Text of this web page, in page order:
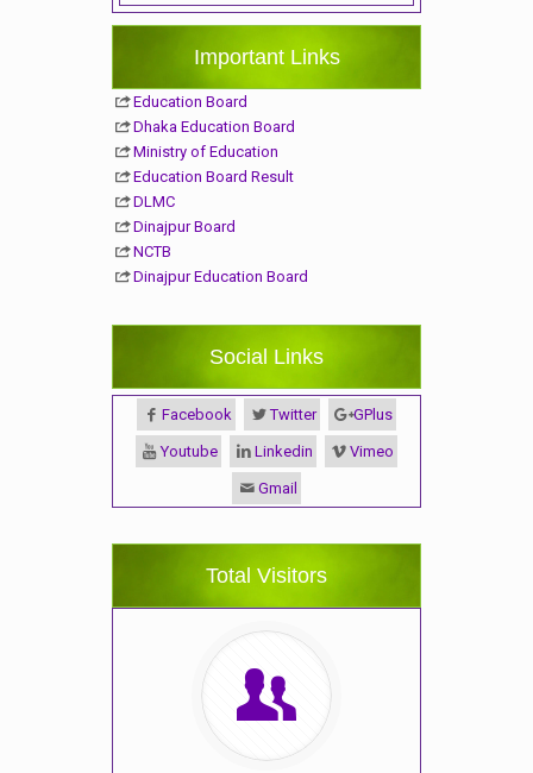
Important Links
Education Board
Dhaka Education Board
Ministry of Education
Education Board Result
DLMC
Dinajpur Board
NCTB
Dinajpur Education Board
Social Links
Facebook Twitter GPlus
Youtube Linkedin Vimeo
Gmail
Total Visitors